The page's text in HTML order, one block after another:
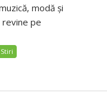
modă și
pe
Stiri